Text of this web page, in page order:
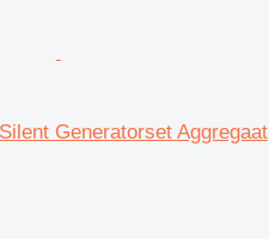
Generatorset Aggregaat